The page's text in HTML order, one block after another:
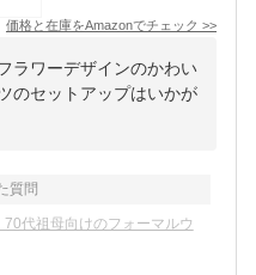
価格と在庫をAmazonでチェック >>
ラワーデザインのかわい
のセットアップはいかが
質問
代祖母向けのフォーマルウ